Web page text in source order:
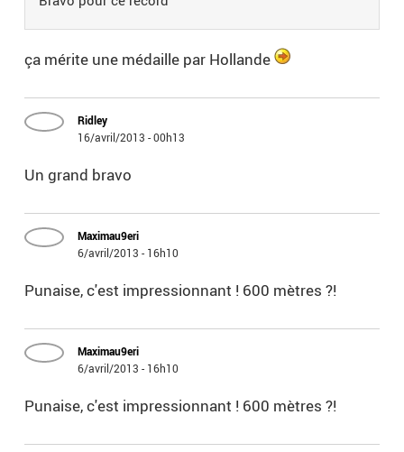
ça mérite une médaille par Hollande
Ridley
16/avril/2013 - 00h13
Un grand bravo
Maximau9eri
6/avril/2013 - 16h10
Punaise, c'est impressionnant ! 600 mètres ?!
Maximau9eri
6/avril/2013 - 16h10
Punaise, c'est impressionnant ! 600 mètres ?!